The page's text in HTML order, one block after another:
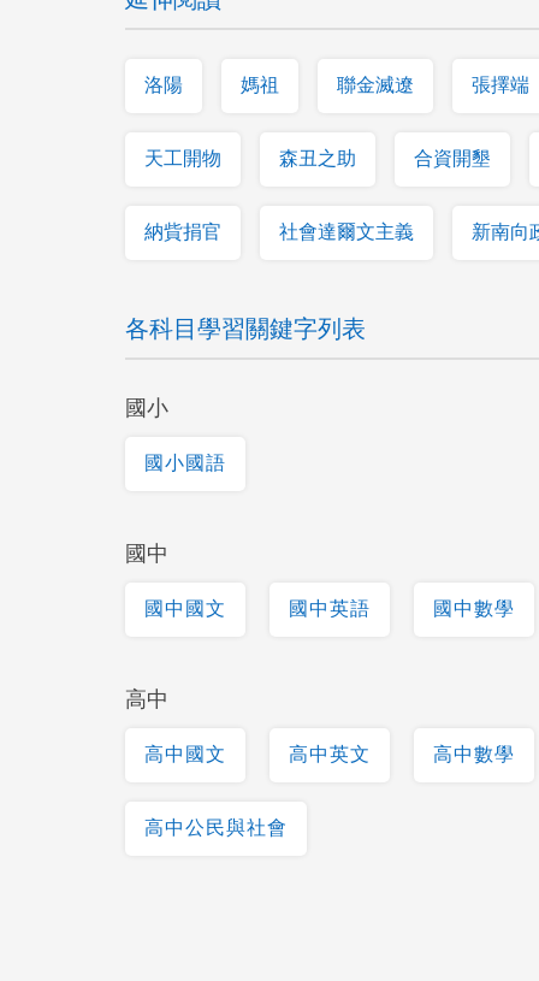
洛陽 媽祖 聯金滅遼 張擇端
天工開物 森丑之助 合資開墾
納貲捐官 社會達爾文主義 新南向
各科目學習關鍵字列表
國小
國小國語
國中
國中國文 國中英語 國中數學
高中
高中國文 高中英文 高中數學
高中公民與社會